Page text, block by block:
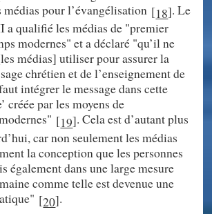
médias pour l’évangélisation [18]. Le
a qualifié les médias de "premier
modernes" et a déclaré "qu’il ne
médias] utiliser pour assurer la
chrétien et de l’enseignement de
intégrer le message dans cette
créée par les moyens de
[19]. Cela est d’autant plus
car non seulement les médias
la conception que les personnes
également dans une large mesure
comme telle est devenue une
[20].